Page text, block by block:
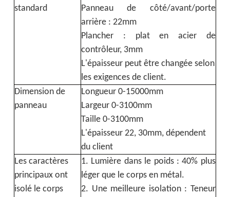
standard
Panneau de côté/avant/porte
arrière : 22mm
Plancher : plat en acier de
contrôleur, 3mm
L'épaisseur peut être changée selon
les exigences de client.
Dimension de
panneau
Longueur 0-15000mm
Largeur 0-3100mm
Taille 0-3100mm
L'épaisseur 22, 30mm, dépendent
du client
Les caractères
principaux ont
isolé le corps
1. Lumière dans le poids : 40% plus
léger que le corps en métal.
2. Une meilleure isolation : Teneur